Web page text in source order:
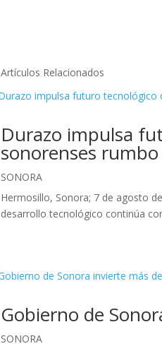
Artículos Relacionados
Durazo impulsa
sonorenses
SONORA
Hermosillo, Sonora; 7 de agosto
desarrollo tecnológico continúa
Gobierno de
SONORA